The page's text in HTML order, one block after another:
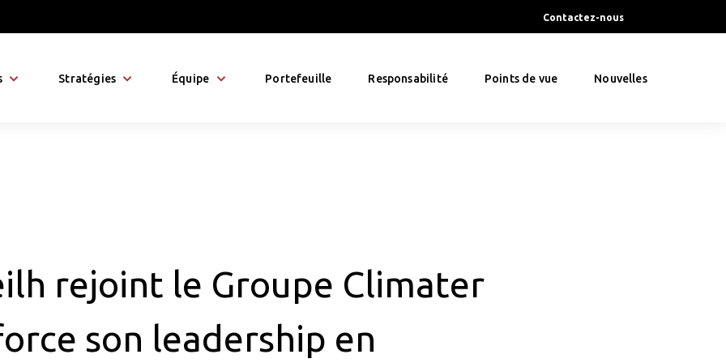
Contactez-nous
Stratégies Équipe Portefeuille Responsabilité Points de vue Nouvelles
rejoint le Groupe Climater
son leadership en